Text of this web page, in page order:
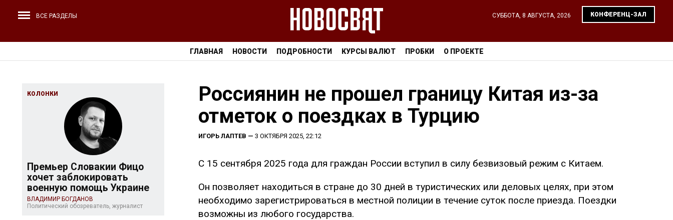
ВСЕ РАЗДЕЛЫ СУББОТА, 8 АВГУСТА, 2026 КОНФЕРЕНЦ-ЗАЛ
ГЛАВНАЯ НОВОСТИ ПОДРОБНОСТИ КУРСЫ ВАЛЮТ ПРОБКИ О ПРОЕКТЕ
КОЛОНКИ
Премьер Словакии Фицо
хочет заблокировать
военную помощь Украине
ВЛАДИМИР БОГДАНОВ
Политический обозреватель, журналист
Россиянин не прошел границу Китая из-за
отметок о поездках в Турцию
ИГОРЬ ЛАПТЕВ — 3 ОКТЯБРЯ 2025, 22:12
С 15 сентября 2025 года для граждан России вступил в силу безвизовый режим с Китаем.
Он позволяет находиться в стране до 30 дней в туристических или деловых целях, при этом
необходимо зарегистрироваться в местной полиции в течение суток после приезда. Поездки
возможны из любого государства.